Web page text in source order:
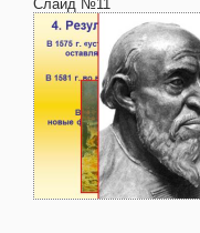
Слайд №11